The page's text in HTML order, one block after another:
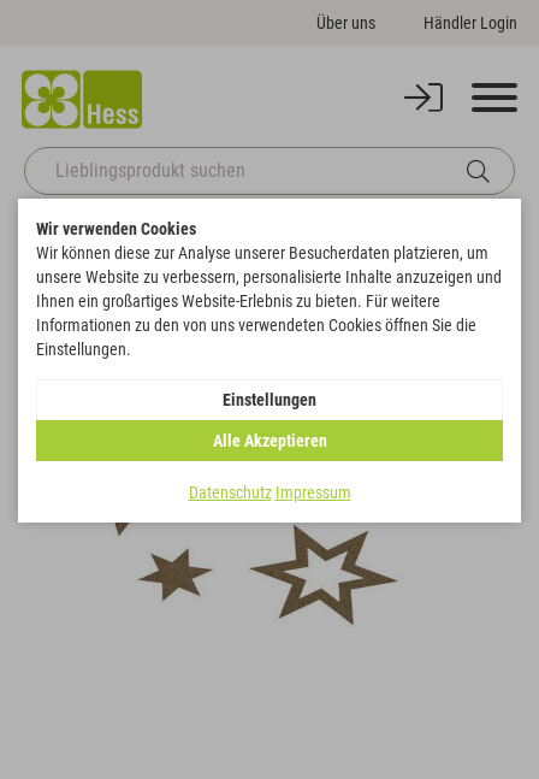
Über uns Händler Login
Startseite Sale Filz-Sortiment Sterne Zurück zur Artikelübersicht
SALE
Wir verwenden Cookies
Wir können diese zur Analyse unserer Besucherdaten platzieren, um
unsere Website zu verbessern, personalisierte Inhalte anzuzeigen und
Ihnen ein großartiges Website-Erlebnis zu bieten. Für weitere
Informationen zu den von uns verwendeten Cookies öffnen Sie die
Einstellungen.
Einstellungen
Alle Akzeptieren
Datenschutz Impressum